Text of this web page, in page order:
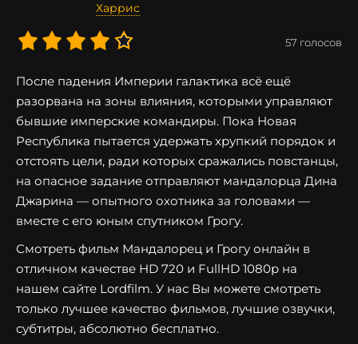
Харрис
57 голосов
После падения Империи галактика всё ещё
разорвана на зоны влияния, которыми управляют
бывшие имперские командиры. Пока Новая
Республика пытается удержать хрупкий порядок и
отстоять цели, ради которых сражались повстанцы,
на опасное задание отправляют мандалорца Дина
Джарина — опытного охотника за головами —
вместе с его юным спутником Грогу.
Смотреть фильм Мандалорец и Грогу онлайн в
отличном качестве HD 720 и FullHD 1080p на
нашем сайте Lordfilm. У нас Вы можете смотреть
только лучшее качество фильмов, лучшие озвучки,
субтитры, абсолютно бесплатно.